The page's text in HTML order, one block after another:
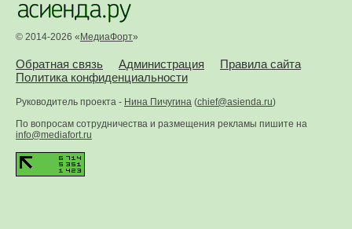
© 2014-2026 «МедиаФорт»
Обратная связь Администрация
Правила сайта
Политика конфиденциальности
Руководитель проекта - Нина Пичугина (chief@asienda.ru)
По вопросам сотрудничества и размещения рекламы пишите на
info@mediafort.ru